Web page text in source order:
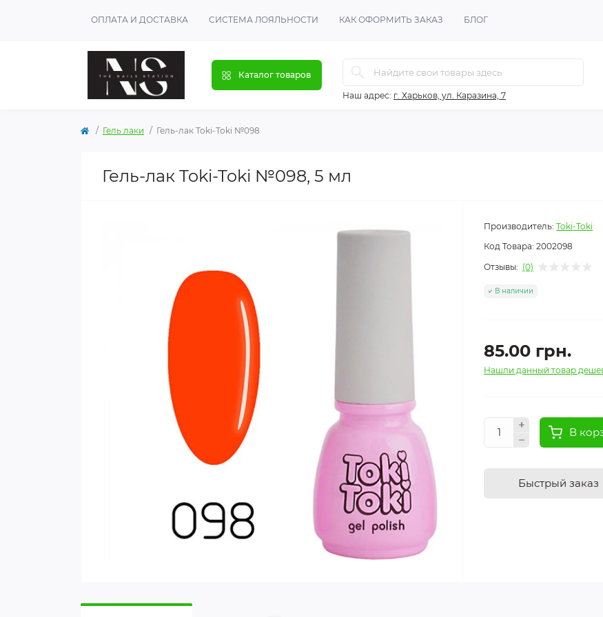
ОПЛАТА И ДОСТАВКА СИСТЕМА ЛОЯЛЬНОСТИ КАК ОФОРМИТЬ ЗАКАЗ БЛОГ
Каталог товаров
Наш адрес: г. Харьков, ул. Каразина, 7
Гель лаки Гель-лак Toki-Toki №098
Гель-лак Toki-Toki №098, 5 мл
Производитель: Toki-Toki
Код Товара: 2002098
Отзывы: (0)
В наличии
85.00 грн.
Нашли данный товар
В
Быстрый заказ